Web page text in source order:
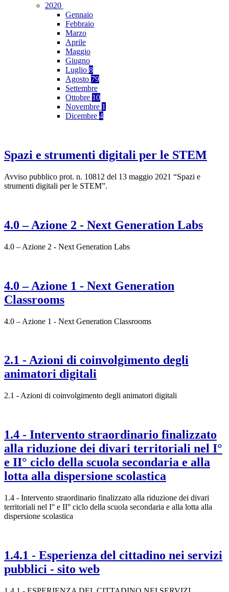
2020
Gennaio
Febbraio
Marzo
Aprile
Maggio
Giugno
Luglio 8
Agosto 79
Settembre
Ottobre 10
Novembre 1
Dicembre 4
Spazi e strumenti digitali per le STEM
Avviso pubblico prot. n. 10812 del 13 maggio 2021 “Spazi e
strumenti digitali per le STEM”.
4.0 – Azione 2 - Next Generation Labs
4.0 – Azione 2 - Next Generation Labs
4.0 – Azione 1 - Next Generation
Classrooms
4.0 – Azione 1 - Next Generation Classrooms
2.1 - Azioni di coinvolgimento degli
animatori digitali
2.1 - Azioni di coinvolgimento degli animatori digitali
1.4 - Intervento straordinario finalizzato
alla riduzione dei divari territoriali nel I°
e II° ciclo della scuola secondaria e alla
lotta alla dispersione scolastica
1.4 - Intervento straordinario finalizzato alla riduzione dei divari
territoriali nel I° e II° ciclo della scuola secondaria e alla lotta alla
dispersione scolastica
1.4.1 - Esperienza del cittadino nei servizi
pubblici - sito web